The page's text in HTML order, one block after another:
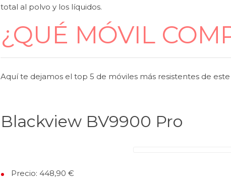
total al polvo y los líquidos.
¿QUÉ MÓVIL
Aquí te dejamos el top 5 de móviles más resistentes de este
Blackview BV9900 Pro
Precio: 448,90 €